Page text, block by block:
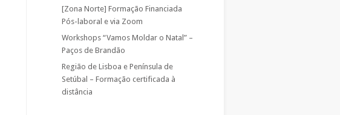
[Zona Norte] Formação Financiada
Pós-laboral e via Zoom
Workshops “Vamos Moldar o Natal” –
Paços de Brandão
Região de Lisboa e Península de
Setúbal – Formação certificada à
distância